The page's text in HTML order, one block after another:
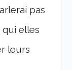
pas
elles
leurs